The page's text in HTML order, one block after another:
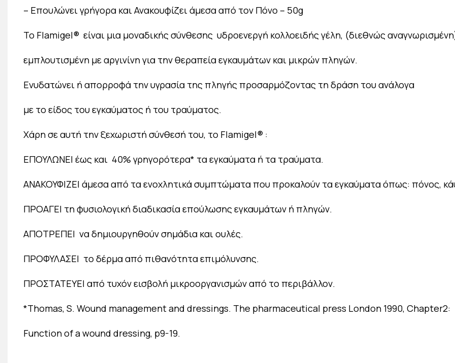
– Επουλώνει γρήγορα και Ανακουφίζει άμεσα από τον Πόνο – 50g
Το Flamigel® είναι μια μοναδικής σύνθεσης υδροενεργή κολλοειδής γέλη, (διεθνώς
εμπλουτισμένη με αργινίνη για την θεραπεία εγκαυμάτων και μικρών πληγών.
Ενυδατώνει ή απορροφά την υγρασία της πληγής προσαρμόζοντας τη δράση του ανάλογα
με το είδος του εγκαύματος ή του τραύματος.
Χάρη σε αυτή την ξεχωριστή σύνθεσή του, το Flamigel® :
ΕΠΟΥΛΩΝΕΙ έως και 40% γρηγορότερα* τα εγκαύματα ή τα τραύματα.
ΑΝΑΚΟΥΦΙΖΕΙ άμεσα από τα ενοχλητικά συμπτώματα που προκαλούν τα εγκαύματα όπως: πόνος,
ΠΡΟΑΓΕΙ τη φυσιολογική διαδικασία επούλωσης εγκαυμάτων ή πληγών.
ΑΠΟΤΡΕΠΕΙ να δημιουργηθούν σημάδια και ουλές.
ΠΡΟΦΥΛΑΣΕΙ το δέρμα από πιθανότητα επιμόλυνσης.
ΠΡΟΣΤΑΤΕΥΕΙ από τυχόν εισβολή μικροοργανισμών από το περιβάλλον.
*Thomas, S. Wound management and dressings. The pharmaceutical press London 1990, Chapter2:
Function of a wound dressing, p9-19.